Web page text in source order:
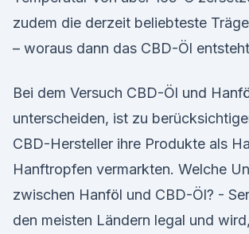
zudem die derzeit beliebteste
– woraus dann das CBD-Öl
Bei dem Versuch CBD-Öl und
unterscheiden, ist zu
CBD-Hersteller ihre Produkte als
Hanftropfen vermarkten. Welche
zwischen Hanföl und CBD-Öl? -
den meisten Ländern legal und